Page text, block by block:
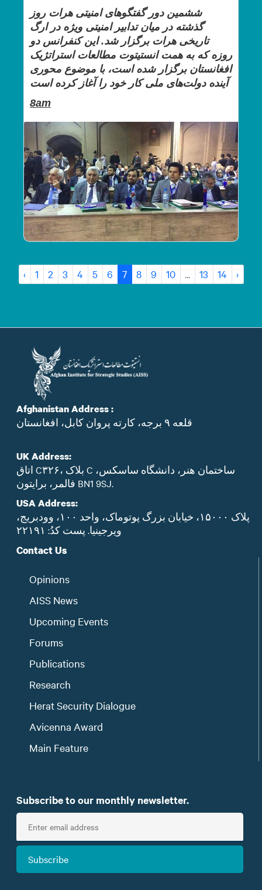
ششمین دور گفتگوهای امنیتی هرات روز
گذشته در میان تدابیر امنیتی ویژه در ارگ
تاریخی هرات برگزار شد. این کنفرانس دو
روزه که به همت انستیتوت مطالعات استراتژیک
افغانستان برگزار شده است، با موضوع محوری
آینده دولت‌های ملی کار خود را آغاز کرده است
8am
‹ 1 2 3 4 5 6 7 8 9 10 ... 13 14 ›
Afghanistan Address :
قلعه ۹ برجه، کارته پروان کابل، افغانستان
UK Address:
اتاق C۳۲۶، بلاک C ساختمان هنر، دانشگاه ساسکس،
فالمر، برایتون BN1 9SJ.
USA Address:
پلاک ۱۵۰۰۰، خیابان بزرگ پوتوماک، واحد ۱۰۰، وودبریج،
ویرجینیا. پست‌ کدُ: ۲۲۱۹۱
Contact Us
Opinions
AISS News
Upcoming Events
Forums
Publications
Research
Herat Security Dialogue
Avicenna Award
Main Feature
Subscribe to our monthly newsletter.
E
t
Subscribe